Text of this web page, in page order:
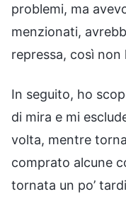
problemi, ma
menzionati,
repressa, così
In seguito, ho
di mira e mi
volta, mentre
comprato alcune
tornata un po’